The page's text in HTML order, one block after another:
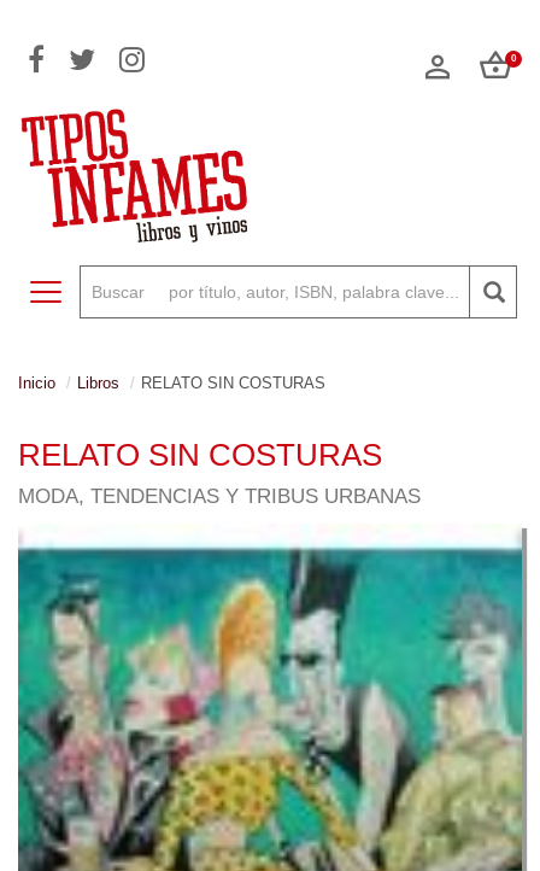
0
Toggle navigation
Inicio Libros RELATO SIN COSTURAS
RELATO SIN COSTURAS
MODA, TENDENCIAS Y TRIBUS URBANAS